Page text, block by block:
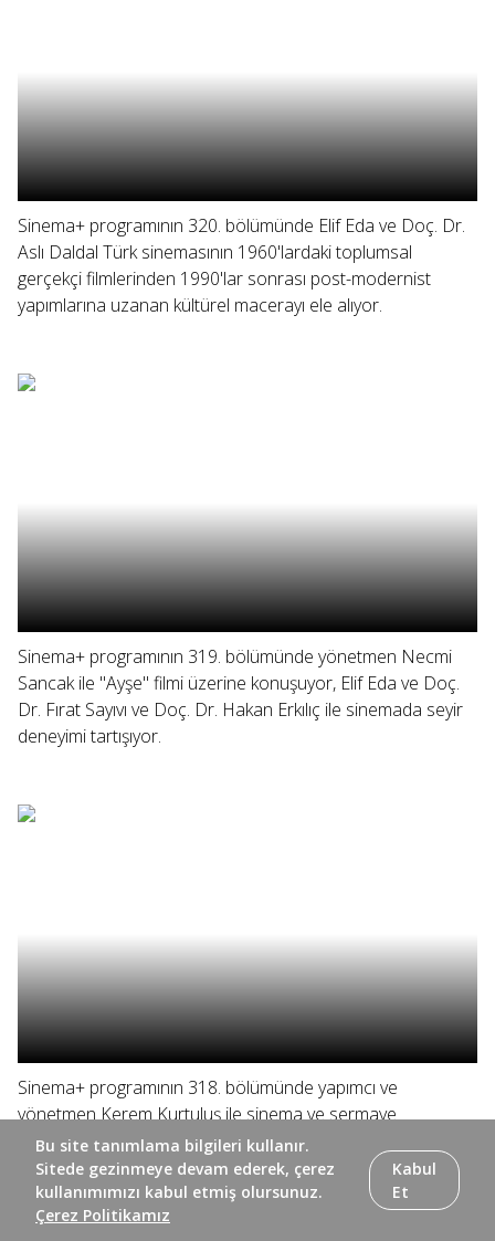
Sinema+ programının 320. bölümünde Elif Eda ve Doç. Dr.
Aslı Daldal Türk sinemasının 1960'lardaki toplumsal
gerçekçi filmlerinden 1990'lar sonrası post-modernist
yapımlarına uzanan kültürel macerayı ele alıyor.
Sinema+ programının 319. bölümünde yönetmen Necmi
Sancak ile "Ayşe" filmi üzerine konuşuyor, Elif Eda ve Doç.
Dr. Fırat Sayıvı ve Doç. Dr. Hakan Erkılıç ile sinemada seyir
deneyimi tartışıyor.
Sinema+ programının 318. bölümünde yapımcı ve
yönetmen Kerem Kurtuluş ile sinema ve sermaye
arasındaki ilişki ele alınıyor, Elif Eda ve yönetmen Doğuş
Algün yönetmenin ilk uzun metrajı "Ölü Mevsim"i
konuşuyor.
Bu site tanımlama bilgileri kullanır.
Sitede gezinmeye devam ederek, çerez
kullanımımızı kabul etmiş olursunuz.
Çerez Politikamız
Kabul
Et